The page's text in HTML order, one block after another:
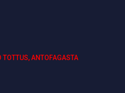
TOTTUS, ANTOFAGASTA